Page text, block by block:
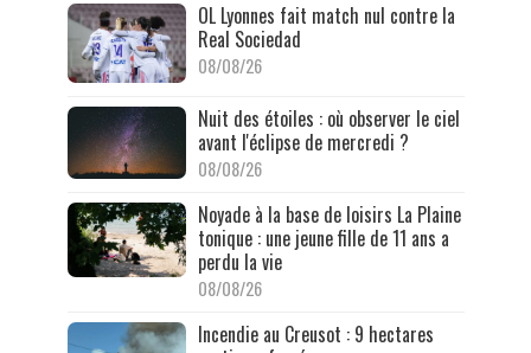
OL Lyonnes fait match nul contre la
Real Sociedad
08/08/26
Nuit des étoiles : où observer le ciel
avant l'éclipse de mercredi ?
08/08/26
Noyade à la base de loisirs La Plaine
tonique : une jeune fille de 11 ans a
perdu la vie
08/08/26
Incendie au Creusot : 9 hectares